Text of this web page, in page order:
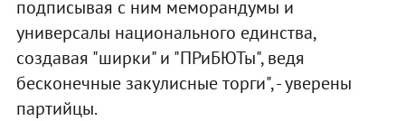
подписывая с ним меморандумы и
универсалы национального единства,
создавая "ширки" и "ПРиБЮТы", ведя
бесконечные закулисные торги", - уверены
партийцы.